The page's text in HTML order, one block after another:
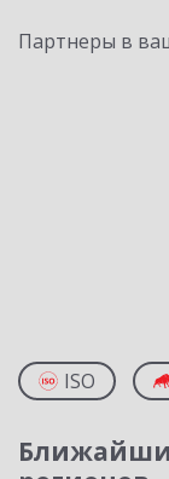
Партнеры в
ISO